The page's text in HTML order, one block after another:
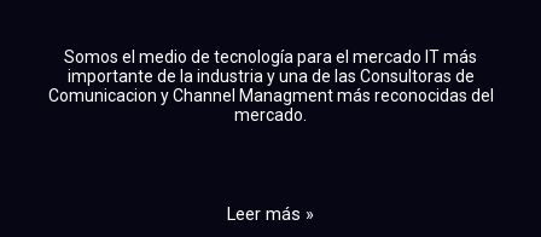
Somos el medio de tecnología para el mercado IT más
importante de la industria y una de las Consultoras de
Comunicacion y Channel Managment más reconocidas del
mercado.
Leer más »